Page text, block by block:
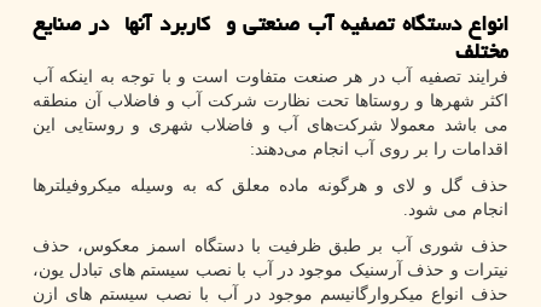
انواع دستگاه تصفیه آب صنعتی و کاربرد آنها در صنایع
مختلف
فرایند تصفیه آب در هر صنعت متفاوت است و با توجه به اینکه آب
اکثر شهرها و روستاها تحت نظارت شرکت آب و فاضلاب آن منطقه
می باشد معمولا شرکت‌های آب و فاضلاب شهری و روستایی این
اقدامات را بر روی آب انجام می‌دهند:
حذف گل ‌و لای و هرگونه ماده معلق که به وسیله میکروفیلترها
انجام می شود.
حذف شوری آب بر طبق ظرفیت با دستگاه اسمز معکوس، حذف
نیترات و حذف آرسنیک موجود در آب با نصب سیستم های تبادل یون،
حذف انواع میکروارگانیسم‌ موجود در آب با نصب سیستم های ازن